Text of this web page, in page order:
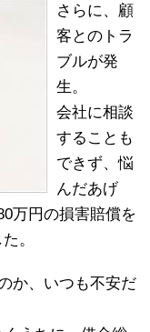
さらに、顧
客とのトラ
ブルが発
生。
会社に相談
することも
できず、悩
んだあげ
万円の損害賠償を
。
か、いつも不安だ